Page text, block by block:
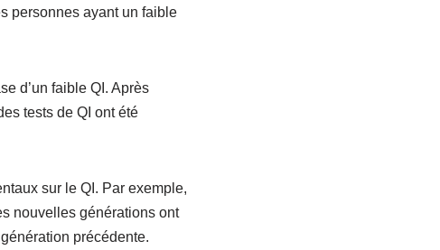
personnes ayant un faible
d’un faible QI. Après
tests de QI ont été
sur le QI. Par exemple,
nouvelles générations ont
précédente.